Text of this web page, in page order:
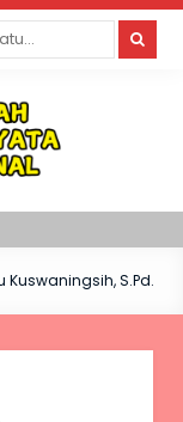
Kuswaningsih, S.Pd.